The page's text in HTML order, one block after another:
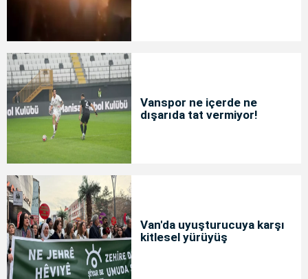
Vanspor ne içerde ne
dışarıda tat vermiyor!
Van'da uyuşturucuya karşı
kitlesel yürüyüş